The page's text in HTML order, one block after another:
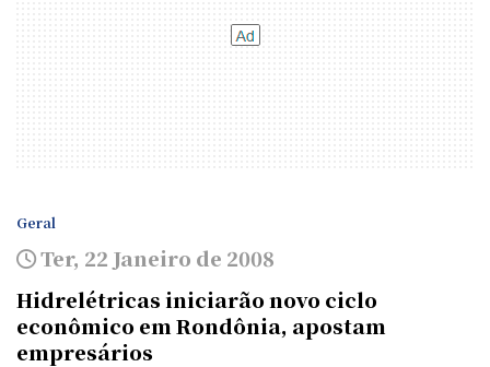
Geral
Ter, 22 Janeiro de 2008
Hidrelétricas iniciarão novo ciclo
econômico em Rondônia, apostam
empresários